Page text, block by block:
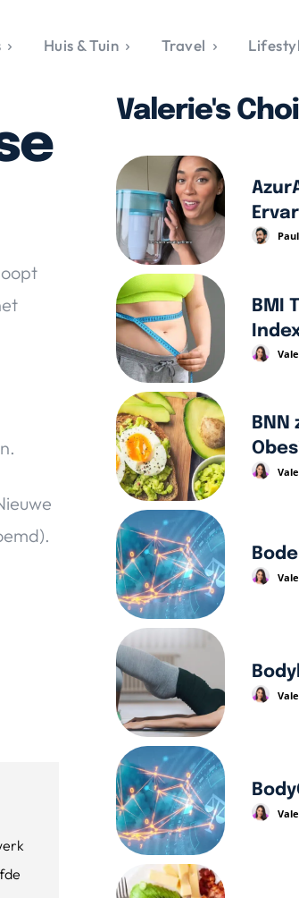
& Drinks
& Beauty
Lifestyle
Huis & Tuin Travel
Valerie's
Paul
BMI
BNN